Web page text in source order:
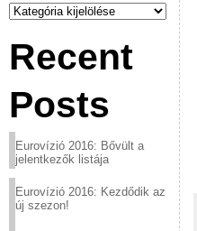
Kategóriák
Recent
Posts
Eurovízió 2016: Bővült a
jelentkezők listája
Eurovízió 2016: Kezdődik az
új szezon!